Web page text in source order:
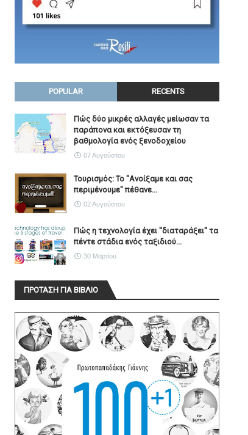
POPULAR RECENTS
Πώς δύο μικρές αλλαγές μείωσαν τα
παράπονα και εκτόξευσαν τη
βαθμολογία ενός ξενοδοχείου
07 Αυγούστου
Τουρισμός: Το "Ανοίξαμε και σας
περιμένουμε" πέθανε...
02 Αυγούστου
Πώς η τεχνολογία έχει ''διαταράξει'' τα
πέντε στάδια ενός ταξιδιού...
30 Μαρτίου
ΠΡΟΤΑΣΗ ΓΙΑ ΒΙΒΛΙΟ